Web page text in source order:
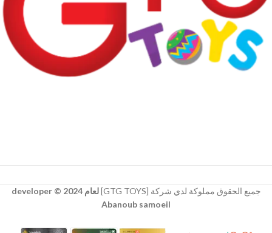
جميع الحقوق مملوكة لدي شركة [GTG TOYS]
لعام 2024 © developer
Abanoub samoeil